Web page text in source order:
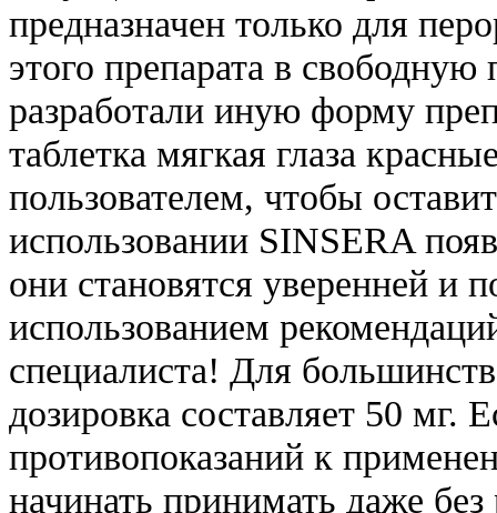
предназначен только для
этого препарата в
разработали иную форму
таблетка мягкая глаза
пользователем, чтобы
использовании SINSERA
они становятся уверенней и
использованием
специалиста! Для
дозировка составляет 50 мг.
противопоказаний к
начинать принимать даже